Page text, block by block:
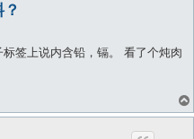
签上说内含铅，镉。 看了个炖肉